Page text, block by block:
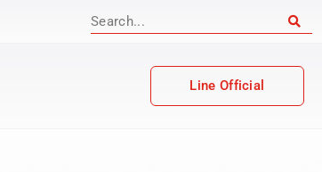
Line Official